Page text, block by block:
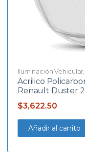
Iluminación Vehicular
Acrilico
Renault Duster
$3,622.50
Añadir al carrito